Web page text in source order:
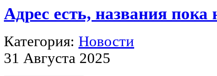
Адрес есть, названия пока
Категория: Новости
31 Августа 2025